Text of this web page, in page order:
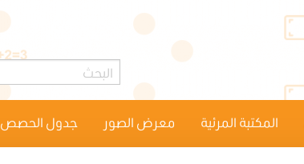
المكتبة المرئية معرض الصور جدول الحصص